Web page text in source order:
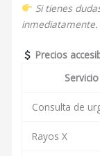
Si tienes
inmediatamente.
Precios
Servicio
Consulta de
Rayos X